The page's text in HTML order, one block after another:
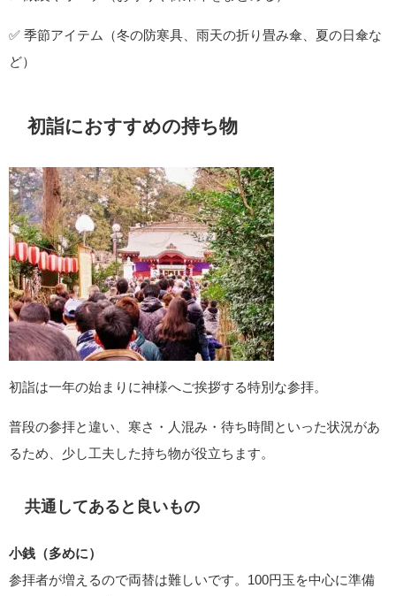
✅ 季節アイテム（冬の防寒具、雨天の折り畳み傘、夏の日傘な
ど）
初詣におすすめの持ち物
初詣は一年の始まりに神様へご挨拶する特別な参拝。
普段の参拝と違い、寒さ・人混み・待ち時間といった状況があ
るため、少し工夫した持ち物が役立ちます。
共通してあると良いもの
小銭（多めに）
参拝者が増えるので両替は難しいです。100円玉を中心に準備